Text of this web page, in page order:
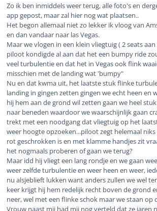
Zo ik ben inmiddels weer terug, alle foto's en
app gepost, maar zal hier nog wat plaatsen..
Het begon allemaal niet zo lekker ik vloog van
en dan vandaar naar las Vegas.
Maar we vlogen in een klein vliegtuig ( 2 seats
piloot kondigde al aan dat het een bumpy ride
veel turbulentie en dat het in Vegas ook flink
misschien met de landing wat 'bumpy"
Nu en dat kwma uit, het laatste stuk flinke
landing in gingen zetten gingen we echt heen en
hij hem aan de grond wil zetten gaan we heel
naar beneden waardoor we waarschijnlijk gaan
trekt met een noodgang dat vliegtuig op het
weer hoogte opzoeken...piloot zegt helemaal niks
rot geschrokken is en met klamme handjes zit
het nogmaals proberen of gaan we terug?
Maar idd hij vliegt een lang rondje en we gaan
weer zelfde turbulentie en weer heen en weer,
nu alsjeblieft lukken want anders zullen we wel
keer krijgt hij hem redelijk recht boven de grond
neer, wel met een flinke schok maar we staan
Vrouw naast mij had mij nog verteld dat ze jaren